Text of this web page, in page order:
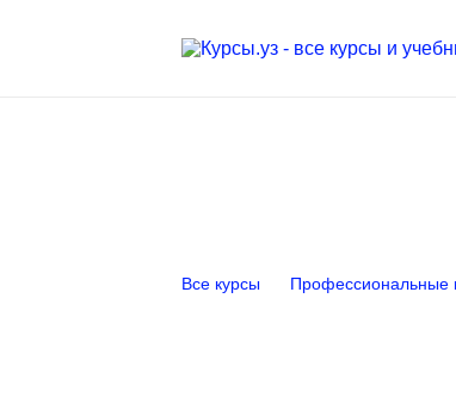
Все курсы Профессиональные